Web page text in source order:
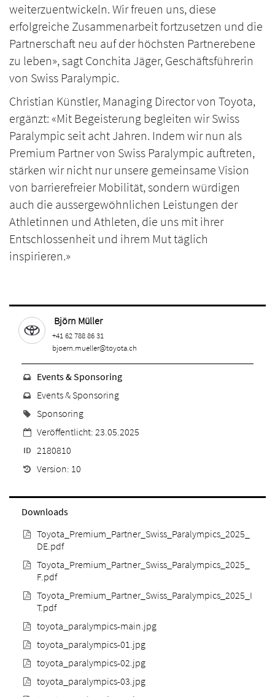
weiterzuentwickeln. Wir freuen uns, diese
erfolgreiche Zusammenarbeit fortzusetzen und die
Partnerschaft neu auf der höchsten Partnerebene
zu leben», sagt Conchita Jäger, Geschäftsführerin
von Swiss Paralympic.
Christian Künstler, Managing Director von Toyota,
ergänzt: «Mit Begeisterung begleiten wir Swiss
Paralympic seit acht Jahren. Indem wir nun als
Premium Partner von Swiss Paralympic auftreten,
stärken wir nicht nur unsere gemeinsame Vision
von barrierefreier Mobilität, sondern würdigen
auch die aussergewöhnlichen Leistungen der
Athletinnen und Athleten, die uns mit ihrer
Entschlossenheit und ihrem Mut täglich
inspirieren.»
Björn Müller
+41 62 788 86 31
bjoern.mueller@toyota.ch
Events & Sponsoring
Events & Sponsoring
Sponsoring
Veröffentlicht: 23.05.2025
ID 2180810
Version: 10
Downloads
Toyota_Premium_Partner_Swiss_Paralympics_2025_
DE.pdf
Toyota_Premium_Partner_Swiss_Paralympics_2025_
F.pdf
Toyota_Premium_Partner_Swiss_Paralympics_2025_I
T.pdf
toyota_paralympics-main.jpg
toyota_paralympics-01.jpg
toyota_paralympics-02.jpg
toyota_paralympics-03.jpg